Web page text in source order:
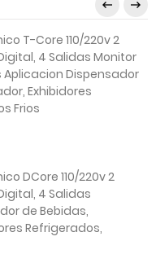
T-Core 110/220v 2
4 Salidas Monitor
Dispensador
Exhibidores
Frios
DCore 110/220v 2
4 Salidas
de Bebidas,
Refrigerados,